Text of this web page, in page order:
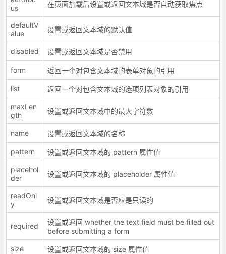
us
在页面加载后设置或返回文本域是否自动获取焦点
defaultV
alue
设置或返回文本域的默认值
disabled 设置或返回文本域是否禁用
form 返回一个对包含文本域的表单对象的引用
list 返回一个对包含文本域的选项列表对象的引用
maxLen
gth
设置或返回文本域中的最大字符数
name 设置或返回文本域的名称
pattern 设置或返回文本域的 pattern 属性值
placehol
der
设置或返回文本域的 placeholder 属性值
readOnl
y
设置或返回文本域是否应是只读的
required
设置或返回 whether the text field must be filled out
before submitting a form
size 设置或返回文本域的 size 属性值